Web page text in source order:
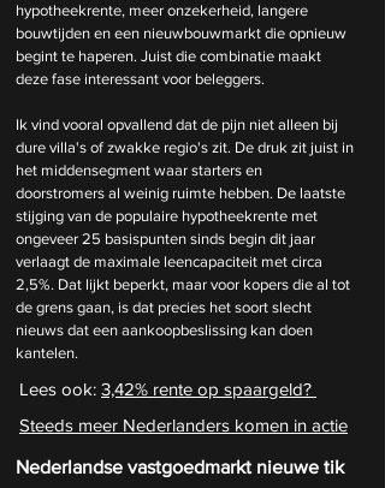
hypotheekrente, meer onzekerheid, langere
bouwtijden en een nieuwbouwmarkt die opnieuw
begint te haperen. Juist die combinatie maakt
deze fase interessant voor beleggers.
Ik vind vooral opvallend dat de pijn niet alleen bij
dure villa's of zwakke regio's zit. De druk zit juist in
het middensegment waar starters en
doorstromers al weinig ruimte hebben. De laatste
stijging van de populaire hypotheekrente met
ongeveer 25 basispunten sinds begin dit jaar
verlaagt de maximale leencapaciteit met circa
2,5%. Dat lijkt beperkt, maar voor kopers die al tot
de grens gaan, is dat precies het soort slecht
nieuws dat een aankoopbeslissing kan doen
kantelen.
Lees ook: 3,42% rente op spaargeld?
Steeds meer Nederlanders komen in actie
Nederlandse vastgoedmarkt nieuwe tik